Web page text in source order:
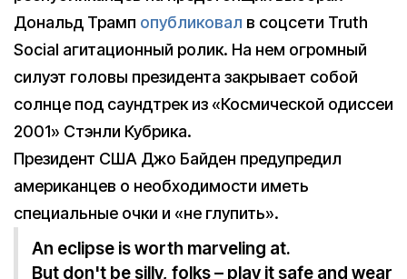
Дональд Трамп опубликовал в соцсети Truth
Social агитационный ролик. На нем огромный
силуэт головы президента закрывает собой
солнце под саундтрек из «Космической одиссеи
2001» Стэнли Кубрика.
Президент США Джо Байден предупредил
американцев о необходимости иметь
специальные очки и «не глупить».
An eclipse is worth marveling at.
But don't be silly, folks – play it safe and wear